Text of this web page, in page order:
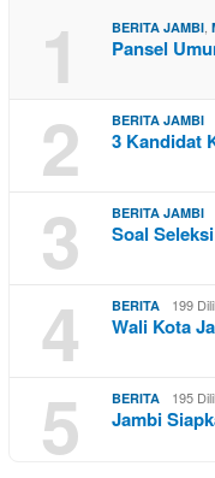
1 BERITA JAMBI,
Pansel
2 BERITA JAMBI
3 Kandidat
3 BERITA JAMBI
Soal
4 BERITA 199
Wali Kota
5 BERITA 195
Jambi